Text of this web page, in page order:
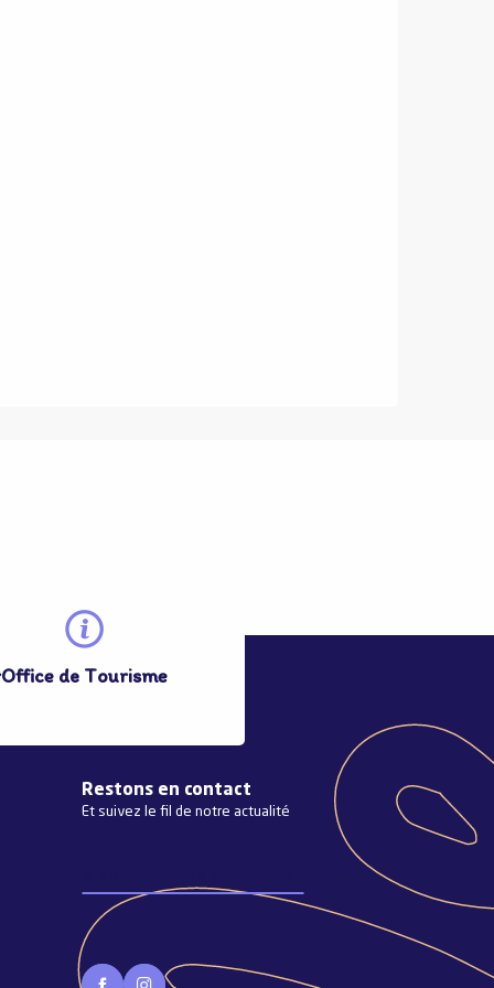
Office de Tourisme
Restons en contact
Et suivez le fil de notre actualité